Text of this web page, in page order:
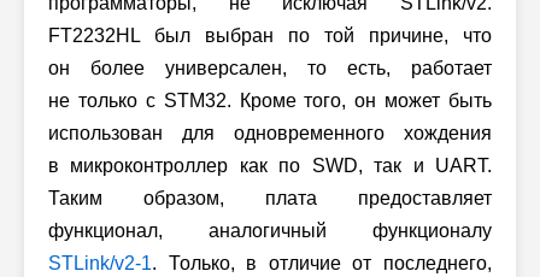
FT2232HL был выбран по той причине, что
он более универсален, то есть, работает
не только с STM32. Кроме того, он может быть
использован для одновременного хождения
в микроконтроллер как по SWD, так и UART.
Таким образом, плата предоставляет
функционал, аналогичный функционалу
STLink/v2-1. Только, в отличие от последнего,